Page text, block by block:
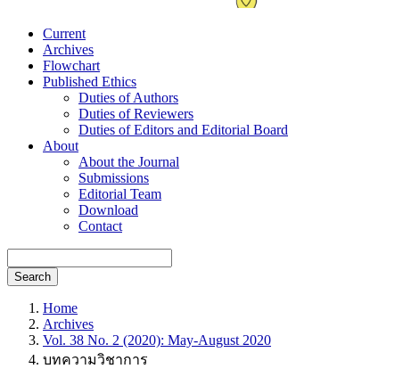
Current
Archives
Flowchart
Published Ethics
Duties of Authors
Duties of Reviewers
Duties of Editors and Editorial Board
About
About the Journal
Submissions
Editorial Team
Download
Contact
Search
Home
Archives
Vol. 38 No. 2 (2020): May-August 2020
บทความวิชาการ